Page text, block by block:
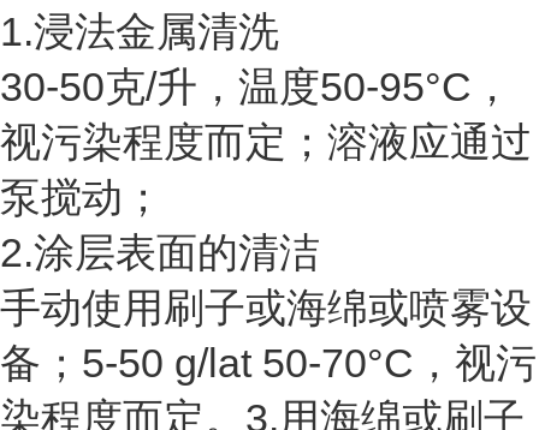
1.浸法金属清洗
30-50克/升，温度50-95°C，
视污染程度而定；溶液应通过
泵搅动；
2.涂层表面的清洁
手动使用刷子或海绵或喷雾设
备；5-50 g/lat 50-70°C，视污
染程度而定。3.用海绵或刷子